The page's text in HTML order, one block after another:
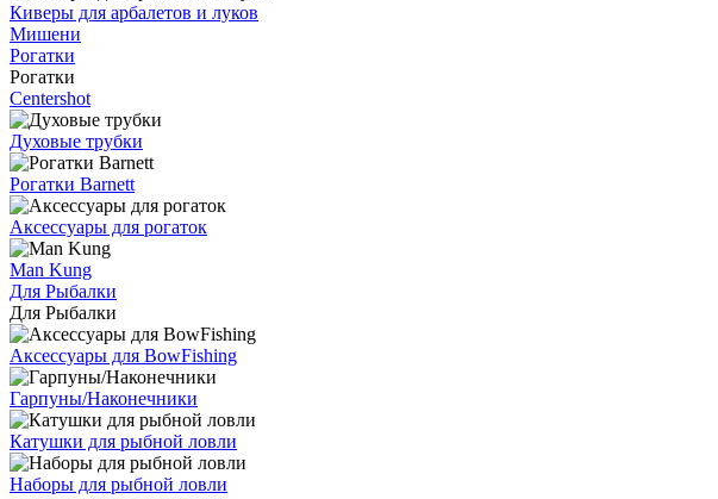
Киверы для арбалетов и луков
Мишени
Рогатки
Рогатки
Centershot
Духовые трубки
Рогатки Barnett
Аксессуары для рогаток
Man Kung
Для Рыбалки
Для Рыбалки
Аксессуары для BowFishing
Гарпуны/Наконечники
Катушки для рыбной ловли
Наборы для рыбной ловли